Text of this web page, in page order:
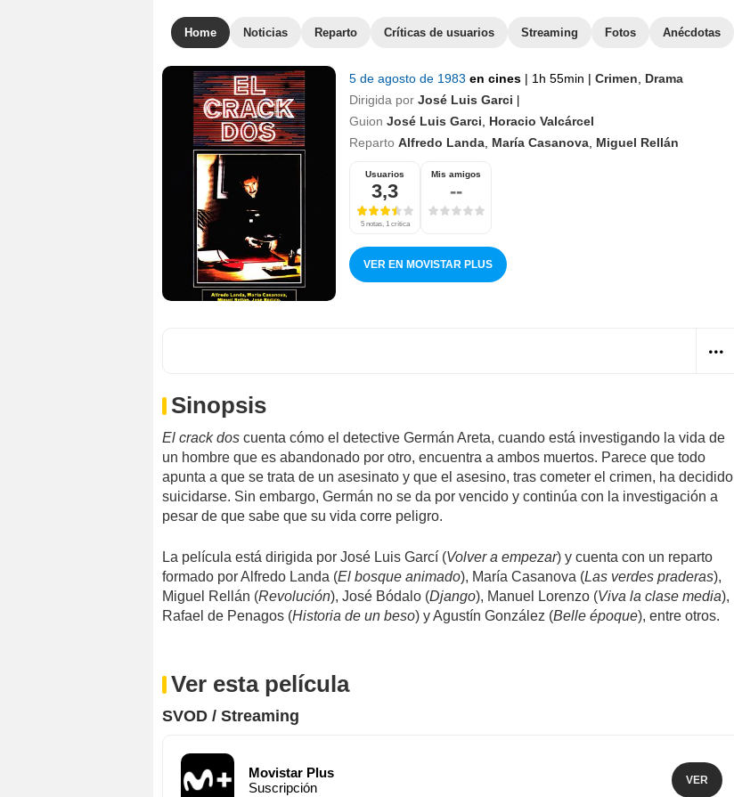
Home Noticias Reparto Críticas de usuarios Streaming Fotos Anécdotas
5 de agosto de 1983 en cines | 1h 55min | Crimen
Drama
Dirigida por José Luis Garci
Guion José Luis Garci
Horacio Valcárcel
Reparto Alfredo Landa María Casanova Miguel Rellán
Usuarios
3,3
5 notas, 1 crítica
Mis amigos
--
VER EN MOVISTAR PLUS
Sinopsis
El crack dos cuenta cómo el detective Germán Areta, cuando está investigando la vida de
un hombre que es abandonado por otro, encuentra a ambos muertos. Parece que todo
apunta a que se trata de un asesinato y que el asesino, tras cometer el crimen, ha decidido
suicidarse. Sin embargo, Germán no se da por vencido y continúa con la investigación a
pesar de que sabe que su vida corre peligro.
La película está dirigida por José Luis Garcí (Volver a empezar) y cuenta con un reparto
formado por Alfredo Landa (El bosque animado), María Casanova (Las verdes praderas),
Miguel Rellán (Revolución), José Bódalo (Django), Manuel Lorenzo (Viva la clase media),
Rafael de Penagos (Historia de un beso) y Agustín González (Belle époque), entre otros.
Ver esta película
SVOD / Streaming
Movistar Plus
Suscripción
VER